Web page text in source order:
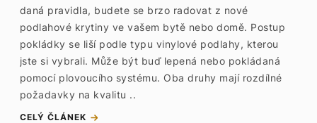
daná pravidla, budete se brzo radovat z nové
podlahové krytiny ve vašem bytě nebo domě. Postup
pokládky se liší podle typu vinylové podlahy, kterou
jste si vybrali. Může být buď lepená nebo pokládaná
pomocí plovoucího systému. Oba druhy mají rozdílné
požadavky na kvalitu ..
CELÝ ČLÁNEK